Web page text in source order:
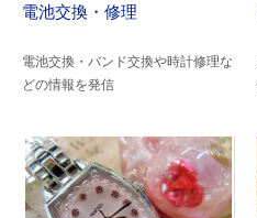
電池交換・修理
電池交換・バンド交換や時計修理な
どの情報を発信